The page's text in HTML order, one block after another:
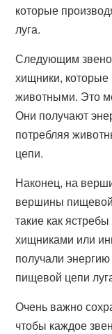
которые
луга.
Следующим
хищники,
животными. Это
Они получают
потребляя
цепи.
Наконец, на
вершины
такие как
хищниками или
получали
пищевой цепи
Очень важно
чтобы каждое